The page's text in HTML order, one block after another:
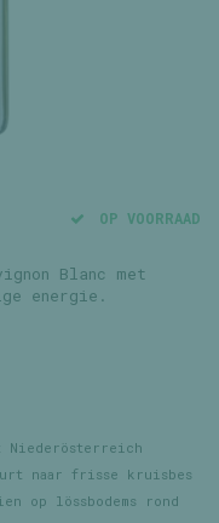
OP VOORRAAD
Blanc met
energie.
Niederösterreich
naar frisse kruisbes
op lössbodems rond